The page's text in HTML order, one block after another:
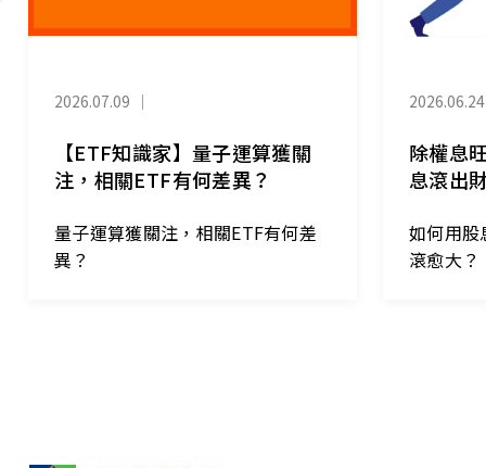
2026.07.09 ｜
【ETF知識家】量子運算獲關
注，相關ETF有何差異？
量子運算獲關注，相關ETF有何差
異？
2026.06.24
除權息
息滾出
如何用股
滾愈大？